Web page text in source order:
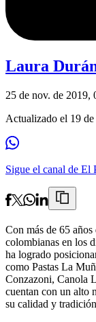
Laura
25 de nov. de 2019,
Actualizado el 19
Sigue el canal de El
Con más de 65
colombianas en los
ha logrado
como Pastas La
Conzazoni, Canola
cuentan con un alto
su calidad y